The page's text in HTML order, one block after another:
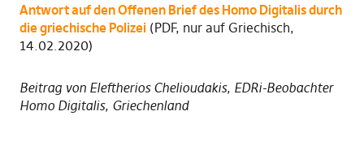
Antwort auf den Offenen Brief des Homo Digitalis durch
die griechische Polizei (PDF, nur auf Griechisch,
14.02.2020)
Beitrag von Eleftherios Chelioudakis, EDRi-Beobachter
Homo Digitalis, Griechenland